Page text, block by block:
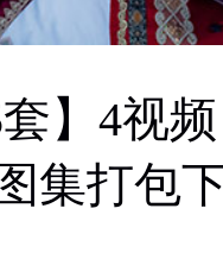
】4视
集打包